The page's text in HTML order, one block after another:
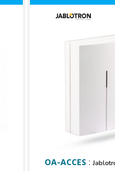
OA-ACCES :